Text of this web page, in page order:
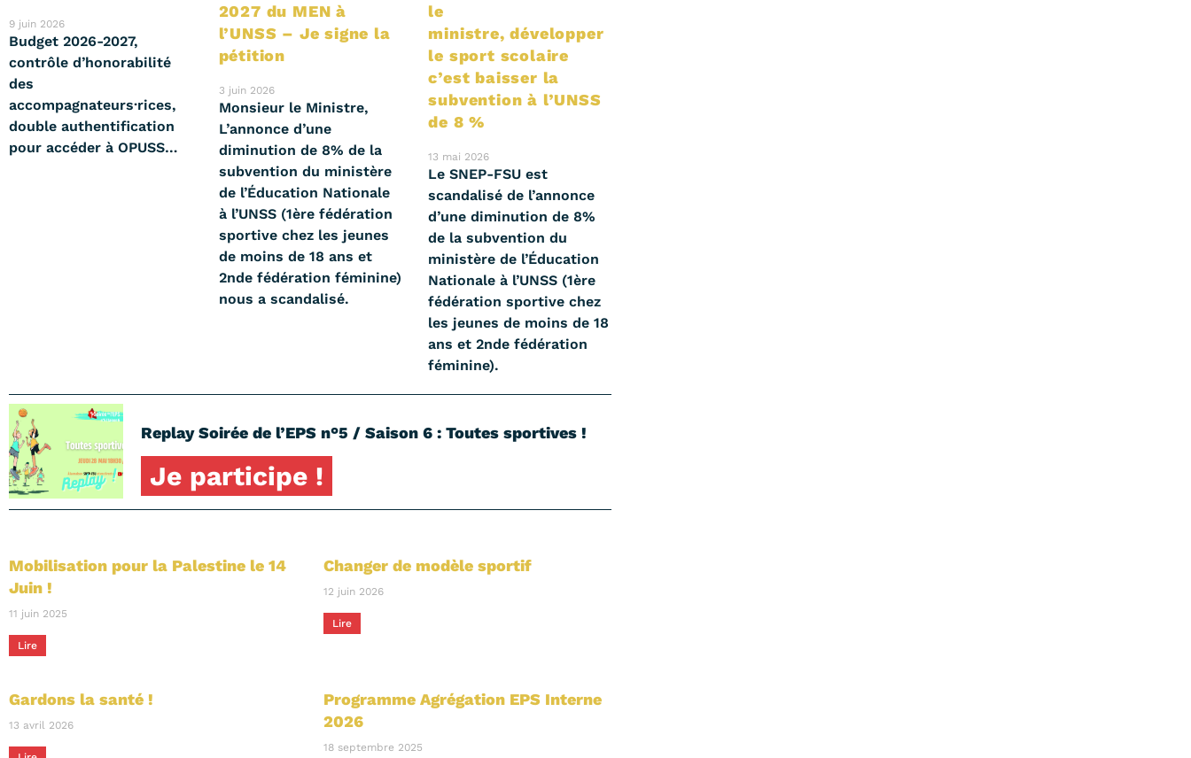
9 juin 2026
Budget 2026-2027,
contrôle d’honorabilité
des
accompagnateurs·rices,
double authentification
pour accéder à OPUSS…
2027 du MEN à
l’UNSS – Je signe la
pétition
3 juin 2026
Monsieur le Ministre,
L’annonce d’une
diminution de 8% de la
subvention du ministère
de l’Éducation Nationale
à l’UNSS (1ère fédération
sportive chez les jeunes
de moins de 18 ans et
2nde fédération féminine)
nous a scandalisé.
le
ministre, développer
le sport scolaire
c’est baisser la
subvention à l’UNSS
de 8 %
13 mai 2026
Le SNEP-FSU est
scandalisé de l’annonce
d’une diminution de 8%
de la subvention du
ministère de l’Éducation
Nationale à l’UNSS (1ère
fédération sportive chez
les jeunes de moins de 18
ans et 2nde fédération
féminine).
Replay Soirée de l’EPS n°5 / Saison 6 : Toutes sportives !
Je participe !
Mobilisation pour la Palestine le 14
Juin !
11 juin 2025
Lire
Changer de modèle sportif
12 juin 2026
Lire
Gardons la santé !
13 avril 2026
Programme Agrégation EPS Interne
2026
18 septembre 2025